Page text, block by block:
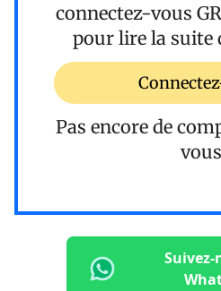
connectez-vous
pour lire la suite
Pas encore de
vous